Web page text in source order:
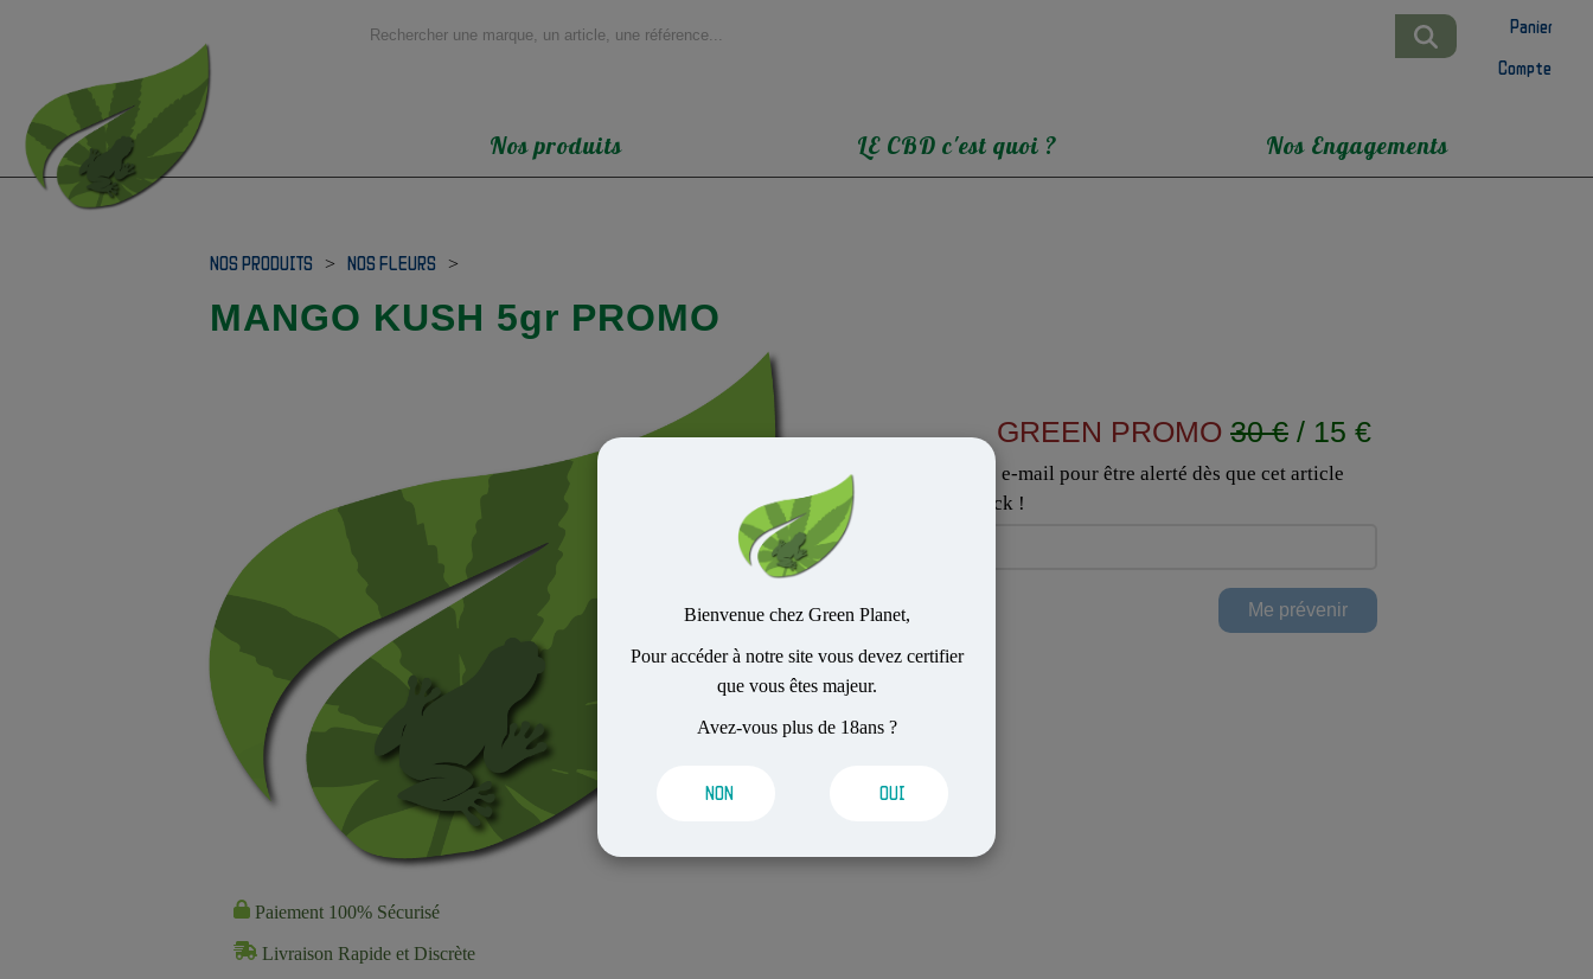
Bienvenue chez Green Planet,
Pour accéder à notre site vous devez certifier
que vous êtes majeur.
Avez-vous plus de 18ans ?
NON OUI
Panier
Compte
Nos produits LE CBD c'est quoi ? Nos Engagements
NOS PRODUITS > NOS FLEURS >
MANGO KUSH 5gr PROMO
Paiement 100% Sécurisé
Livraison Rapide et Discrète
GREEN PROMO 30 € / 15 €
Inscrivez votre adresse e-mail pour être alerté dès que cet article
sera de nouveau en stock !
Tarifs